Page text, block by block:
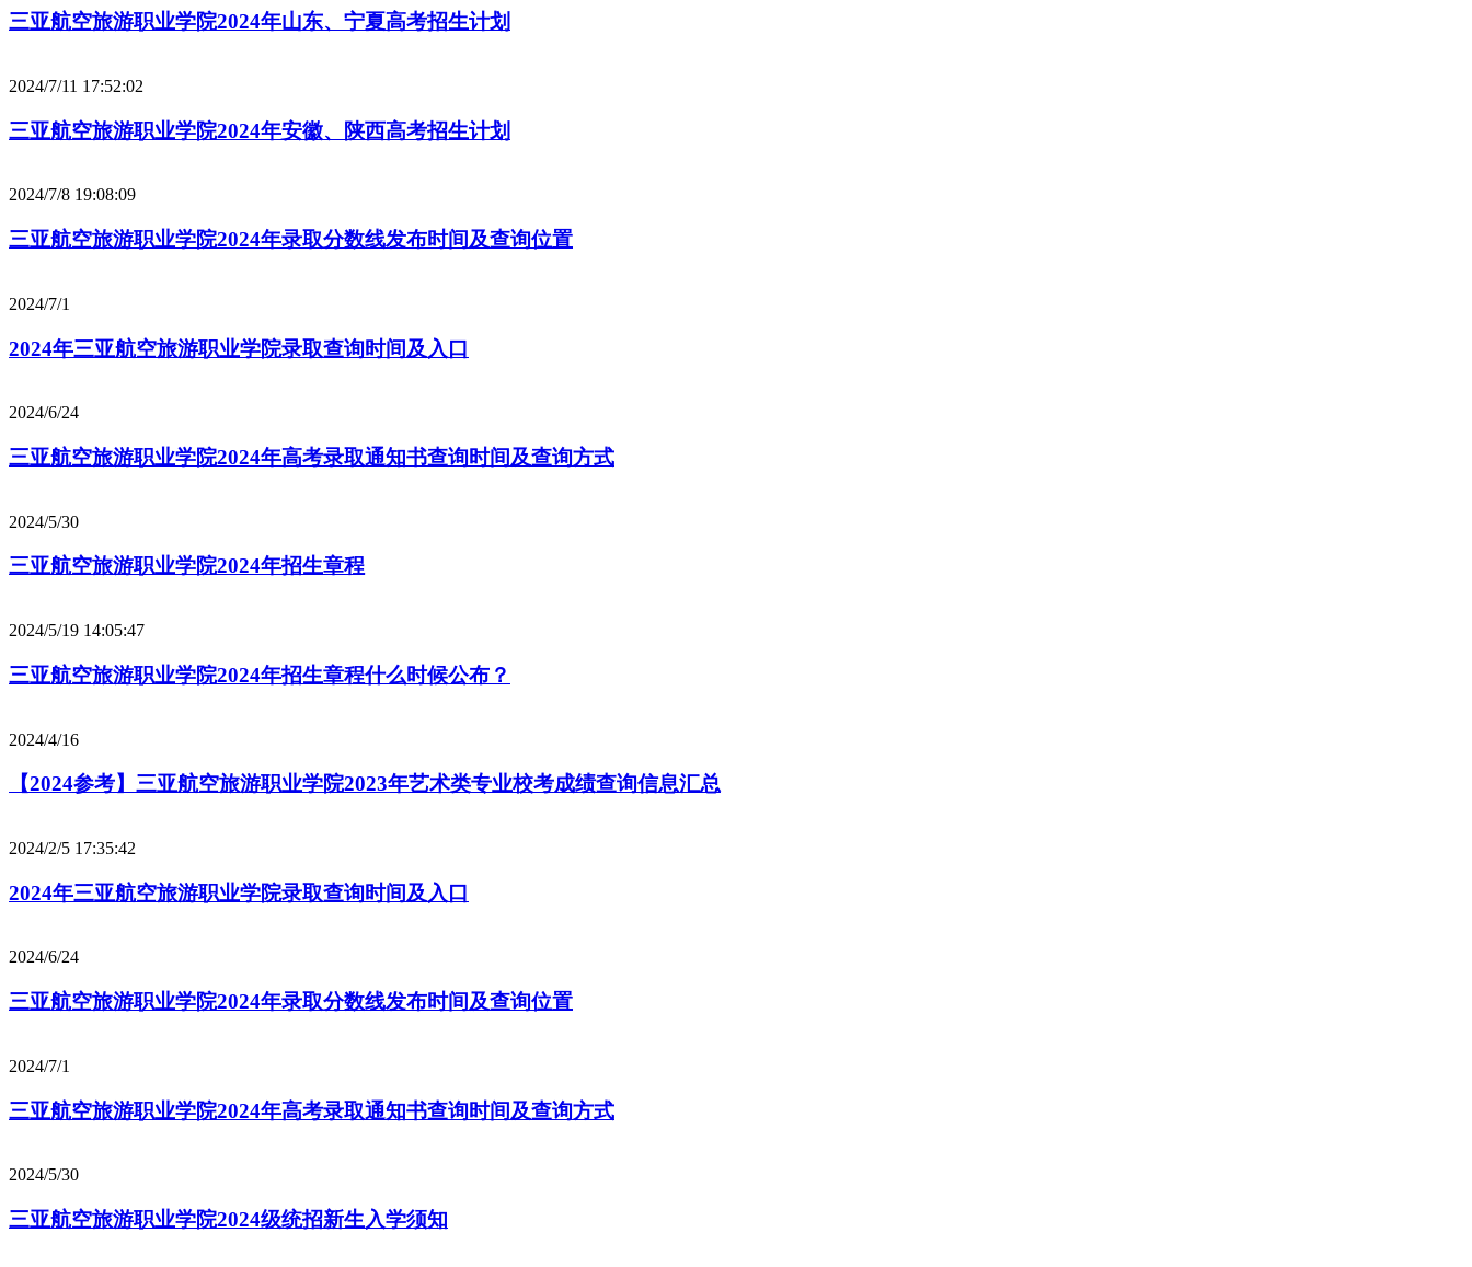
三亚航空旅游职业学院2024年山东、宁夏高考招生计划
2024/7/11 17:52:02
三亚航空旅游职业学院2024年安徽、陕西高考招生计划
2024/7/8 19:08:09
三亚航空旅游职业学院2024年录取分数线发布时间及查询位置
2024/7/1
2024年三亚航空旅游职业学院录取查询时间及入口
2024/6/24
三亚航空旅游职业学院2024年高考录取通知书查询时间及查询方式
2024/5/30
三亚航空旅游职业学院2024年招生章程
2024/5/19 14:05:47
三亚航空旅游职业学院2024年招生章程什么时候公布？
2024/4/16
【2024参考】三亚航空旅游职业学院2023年艺术类专业校考成绩查询信息汇总
2024/2/5 17:35:42
2024年三亚航空旅游职业学院录取查询时间及入口
2024/6/24
三亚航空旅游职业学院2024年录取分数线发布时间及查询位置
2024/7/1
三亚航空旅游职业学院2024年高考录取通知书查询时间及查询方式
2024/5/30
三亚航空旅游职业学院2024级统招新生入学须知